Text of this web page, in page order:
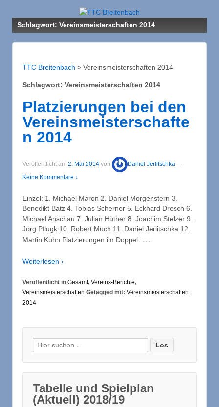
Schlagwort: Vereinsmeisterschaften 2014
TTC Breitenbach > Vereinsmeisterschaften 2014
Schlagwort: Vereinsmeisterschaften 2014
Platzierungen bei den
Vereinsmeisterschafte
n 2014
Veröffentlicht am 2. Mai 2014 von Daniel Jerlitschka —
Keine Kommentare ↓
Einzel: 1. Michael Maron 2. Daniel Morgenstern 3.
Benedikt Batz 4. Tobias Scherner 5. Eckhard Dresch 6.
Michael Anschau 7. Julian Hüther 8. Joachim Stelzer 9.
Jörg Pflugk 10. Robert Much 11. Daniel Jerlitschka 12.
Martin Kuhn Platzierungen im Doppel: …
Weiterlesen ›
Veröffentlicht in Gesamt, Vereins-Berichte,
Vereinsmeisterschaften Getagged mit: Vereinsmeisterschaften
2014
Suche nach:
Tabelle und Spielplan
(Aktuell) 2018/19